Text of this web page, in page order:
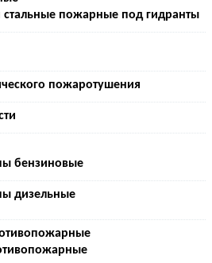
стальные пожарные под гидранты
пожаротушения
бензиновые
дизельные